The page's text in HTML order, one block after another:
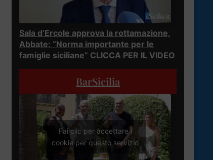
Sala d’Ercole approva la rottamazione,
Abbate: “Norma importante per le
famiglie siciliane” CLICCA PER IL VIDEO
BarSicilia
Fai clic per accettare i
cookie per questo servizio